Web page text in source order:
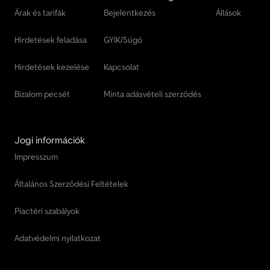
Árak és tarifák
Hirdetések feladása
Hirdetések kezelése
Bizalom pecsét
Bejelentkezés
GYIK/Súgó
Kapcsolat
Minta adásvételi szerződés
Állások
Jogi információk
Impresszum
Általános Szerződési Feltételek
Piactéri szabályok
Adatvédelmi nyilatkozat